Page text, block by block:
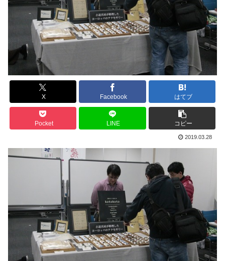
X Facebook はてブ
Pocket LINE コピー
2019.03.28